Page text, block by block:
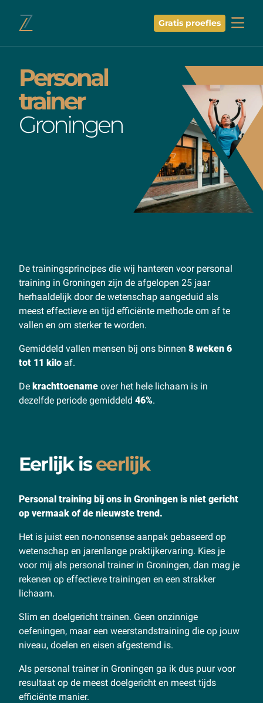
Gratis proefles
Personal
trainer
Groningen
De trainingsprincipes die wij hanteren voor personal
training in Groningen zijn de afgelopen 25 jaar
herhaaldelijk door de wetenschap aangeduid als
meest effectieve en tijd efficiënte methode om af te
vallen en om sterker te worden.
Gemiddeld vallen mensen bij ons binnen 8 weken 6
tot 11 kilo af.
De krachttoename over het hele lichaam is in
dezelfde periode gemiddeld 46%.
Eerlijk iseerlijk
Personal training bij ons in Groningen is niet gericht
op vermaak of de nieuwste trend.
Het is juist een no-nonsense aanpak gebaseerd op
wetenschap en jarenlange praktijkervaring. Kies je
voor mij als personal trainer in Groningen, dan mag je
rekenen op effectieve trainingen en een strakker
lichaam.
Slim en doelgericht trainen. Geen onzinnige
oefeningen, maar een weerstandstraining die op jouw
niveau, doelen en eisen afgestemd is.
Als personal trainer in Groningen ga ik dus puur voor
resultaat op de meest doelgericht en meest tijds
efficiënte manier.